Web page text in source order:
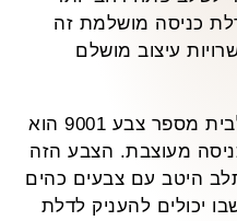
כניסה מושלמת זה
עיצוב מושלם
כן, נכון לציין שצבע שמנת חלבית מספר צבע 9001 הוא
מעוצבת. הצבע הזה
היטב עם צבעים כהים
יכולים להעניק לדלת